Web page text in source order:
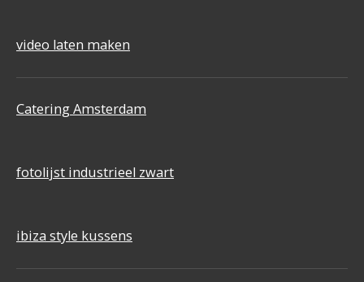
video laten maken
Catering Amsterdam
fotolijst industrieel zwart
ibiza style kussens